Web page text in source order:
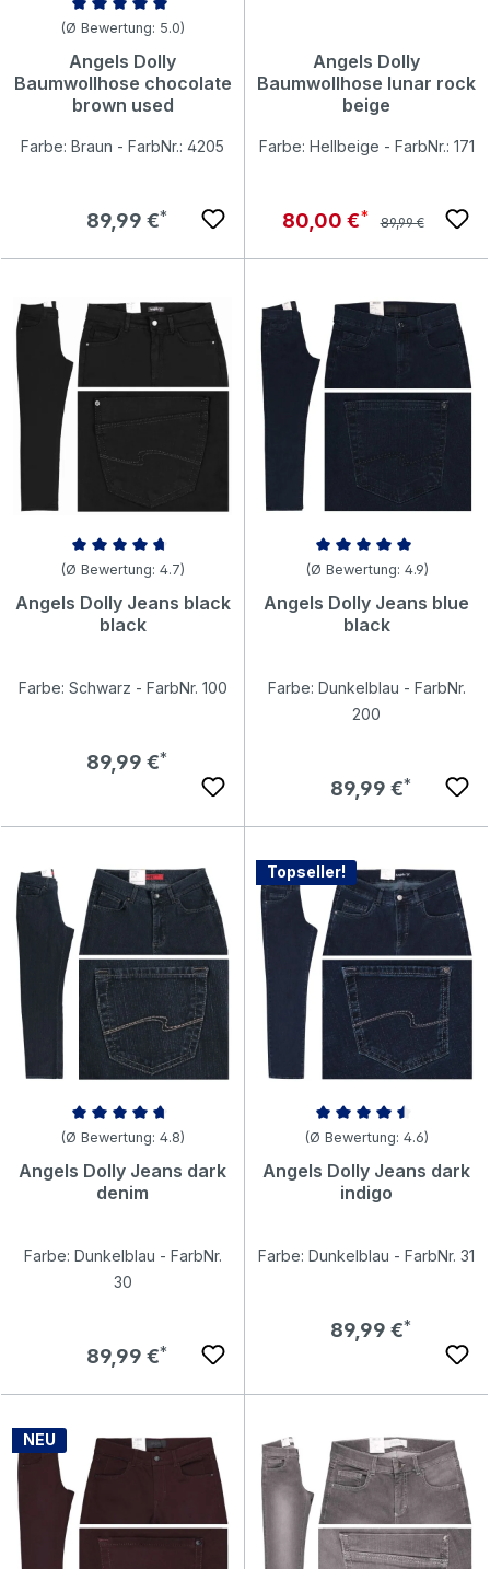
Durchschnittliche Bewertung von 5 von 5 Sternen
(Ø Bewertung: 5.0)
Angels Dolly
Baumwollhose chocolate
brown used
Farbe: Braun - FarbNr.: 4205
Regulärer Preis:
89,99 €
Angels Dolly
Baumwollhose lunar rock
beige
Farbe: Hellbeige - FarbNr.: 171
Verkaufspreis:
80,00 € Regulärer Preis:
89,99 €
Durchschnittliche Bewertung von 4.71 von 5 Sternen
(Ø Bewertung: 4.7)
Angels Dolly Jeans black
black
Farbe: Schwarz - FarbNr. 100
Regulärer Preis:
89,99 €
Durchschnittliche Bewertung
(Ø Bewertung: 4.9)
Angels Dolly Jeans blue
black
Farbe: Dunkelblau - FarbNr.
200
Regulärer Preis:
89,99 €
Durchschnittliche Bewertung von 4.81 von 5 Sternen
(Ø Bewertung: 4.8)
Angels Dolly Jeans dark
denim
Farbe: Dunkelblau - FarbNr.
30
Regulärer Preis:
89,99 €
Topseller!
Durchschnittliche Bewertung
(Ø Bewertung: 4.6)
Angels Dolly Jeans dark
indigo
Farbe: Dunkelblau - FarbNr. 31
Regulärer Preis:
89,99 €
NEU